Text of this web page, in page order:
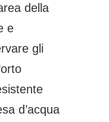
della
e
gli
d’acqua